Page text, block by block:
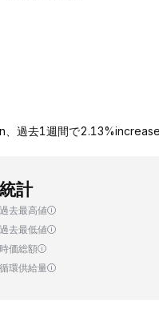
、過去1週間で
統計
過去最高値
過去最低値
時価総額
循環供給量